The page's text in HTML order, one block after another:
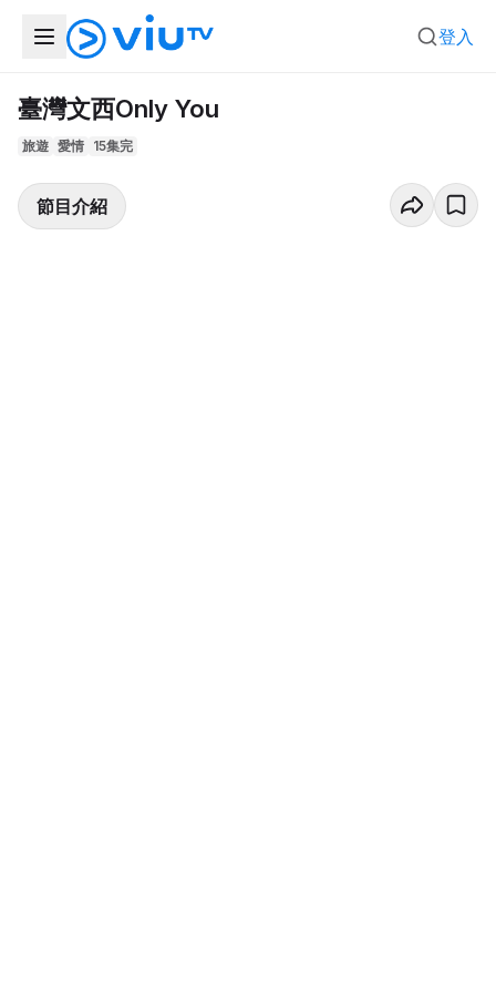
登入
臺灣文西Only You
旅遊 愛情 15集完
節目介紹